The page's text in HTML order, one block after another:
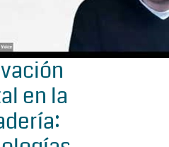
en la